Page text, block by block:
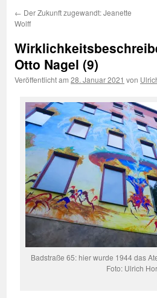
← Der Zukunft zugewandt: Jeanette
Wolff
Otto Nagel (9)
Veröffentlicht am 28. Januar 2021 von
Badstraße 65: hier wurde 1944 das
Foto: Ulrich